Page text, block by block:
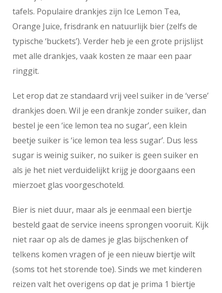
tafels. Populaire drankjes zijn Ice Lemon Tea,
Orange Juice, frisdrank en natuurlijk bier (zelfs de
typische ‘buckets’). Verder heb je een grote prijslijst
met alle drankjes, vaak kosten ze maar een paar
ringgit.
Let erop dat ze standaard vrij veel suiker in de ‘verse’
drankjes doen. Wil je een drankje zonder suiker, dan
bestel je een ‘ice lemon tea no sugar’, een klein
beetje suiker is ‘ice lemon tea less sugar’. Dus less
sugar is weinig suiker, no suiker is geen suiker en
als je het niet verduidelijkt krijg je doorgaans een
mierzoet glas voorgeschoteld.
Bier is niet duur, maar als je eenmaal een biertje
besteld gaat de service ineens sprongen vooruit. Kijk
niet raar op als de dames je glas bijschenken of
telkens komen vragen of je een nieuw biertje wilt
(soms tot het storende toe). Sinds we met kinderen
reizen valt het overigens op dat je prima 1 biertje